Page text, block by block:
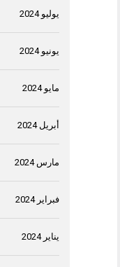
يوليو 2024
يونيو 2024
مايو 2024
أبريل 2024
مارس 2024
فبراير 2024
يناير 2024